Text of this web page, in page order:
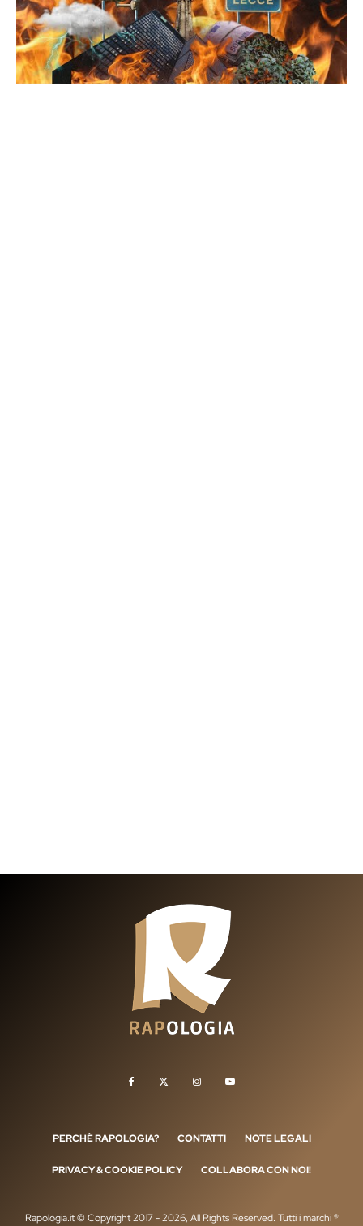
PERCHÈ RAPOLOGIA? CONTATTI NOTE LEGALI
PRIVACY & COOKIE POLICY COLLABORA CON NOI!
Rapologia.it © Copyright 2017 - 2026, All Rights Reserved. Tutti i marchi ®